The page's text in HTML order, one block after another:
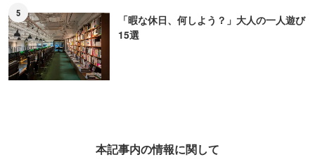
5
「暇な休日、何しよう？」大人の一人遊び
15選
本記事内の情報に関して